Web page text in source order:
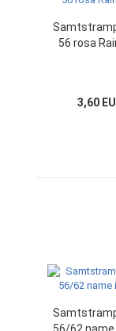
56 rosa
3,60
56/62